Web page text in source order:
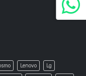
Lenovo Lg